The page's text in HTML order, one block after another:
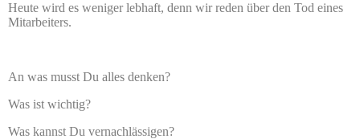
Heute wird es weniger lebhaft, denn wir reden über den Tod eines
Mitarbeiters.
An was musst Du alles denken?
Was ist wichtig?
Was kannst Du vernachlässigen?